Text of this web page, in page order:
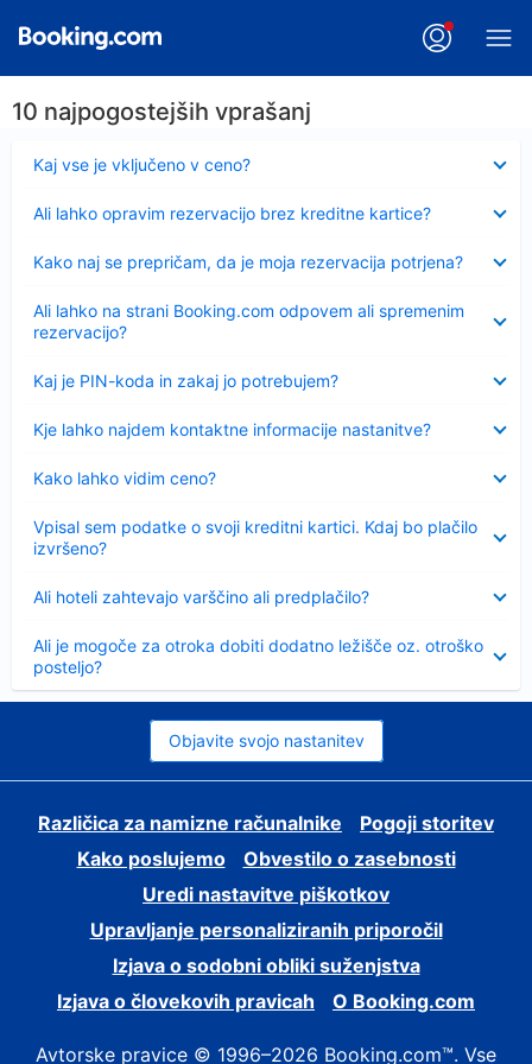
10 najpogostejših vprašanj
Kaj vse je vključeno v ceno?
Ali lahko opravim rezervacijo brez kreditne kartice?
Kako naj se prepričam, da je moja rezervacija potrjena?
Ali lahko na strani Booking.com odpovem ali spremenim
rezervacijo?
Kaj je PIN-koda in zakaj jo potrebujem?
Kje lahko najdem kontaktne informacije nastanitve?
Kako lahko vidim ceno?
Vpisal sem podatke o svoji kreditni kartici. Kdaj bo plačilo
izvršeno?
Ali hoteli zahtevajo varščino ali predplačilo?
Ali je mogoče za otroka dobiti dodatno ležišče oz. otroško
posteljo?
Objavite svojo nastanitev
Različica za namizne računalnike
Pogoji storitev
Kako poslujemo
Obvestilo o zasebnosti
Uredi nastavitve piškotkov
Upravljanje personaliziranih priporočil
Izjava o sodobni obliki suženjstva
Izjava o človekovih pravicah
O Booking.com
Avtorske pravice © 1996–2026 Booking.com™. Vse